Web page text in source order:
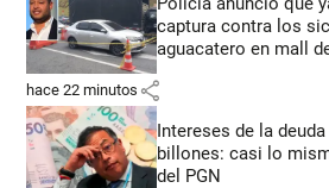
captura contra los
aguacatero en mall
hace 22 minutos share
Intereses de la
billones: casi lo
del PGN